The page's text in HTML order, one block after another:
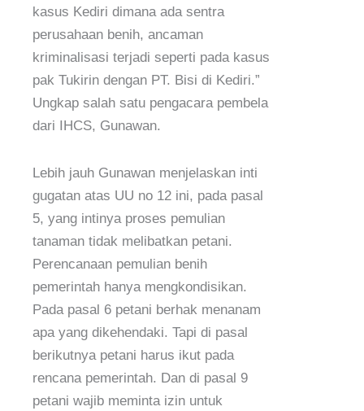
kasus Kediri dimana ada sentra
perusahaan benih, ancaman
kriminalisasi terjadi seperti pada kasus
pak Tukirin dengan PT. Bisi di Kediri.”
Ungkap salah satu pengacara pembela
dari IHCS, Gunawan.
Lebih jauh Gunawan menjelaskan inti
gugatan atas UU no 12 ini, pada pasal
5, yang intinya proses pemulian
tanaman tidak melibatkan petani.
Perencanaan pemulian benih
pemerintah hanya mengkondisikan.
Pada pasal 6 petani berhak menanam
apa yang dikehendaki. Tapi di pasal
berikutnya petani harus ikut pada
rencana pemerintah. Dan di pasal 9
petani wajib meminta izin untuk